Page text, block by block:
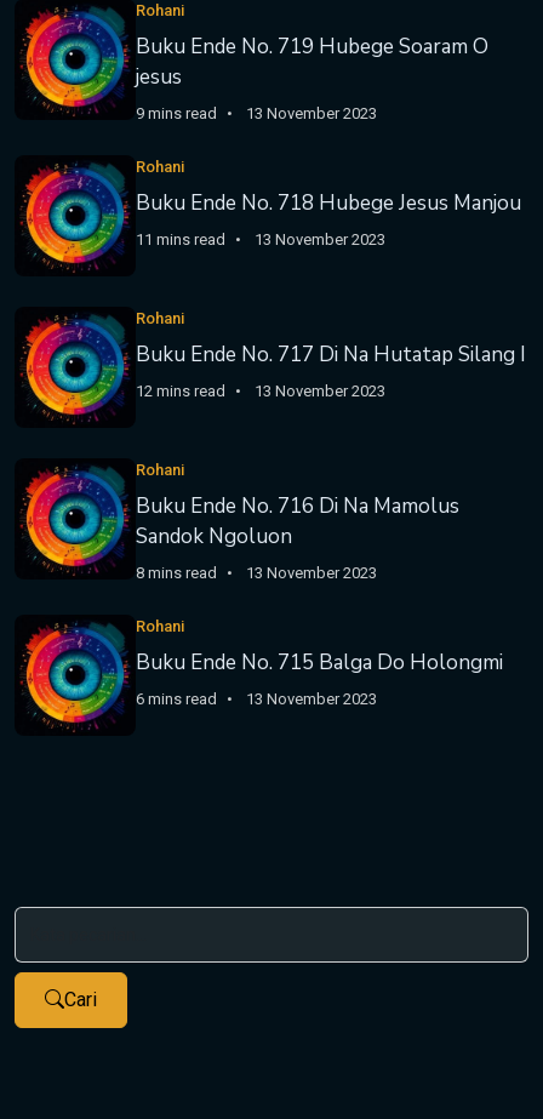
Rohani
Buku Ende No. 719 Hubege Soaram O
jesus
9 mins read 13 November 2023
Rohani
Buku Ende No. 718 Hubege Jesus Manjou
11 mins read 13 November 2023
Rohani
Buku Ende No. 717 Di Na Hutatap Silang I
12 mins read 13 November 2023
Rohani
Buku Ende No. 716 Di Na Mamolus
Sandok Ngoluon
8 mins read 13 November 2023
Rohani
Buku Ende No. 715 Balga Do Holongmi
6 mins read 13 November 2023
Cari